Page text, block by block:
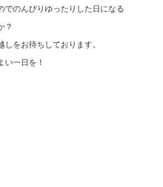
でのんびりゆったりした日になる
？
しをお待ちしております。
い一日を！